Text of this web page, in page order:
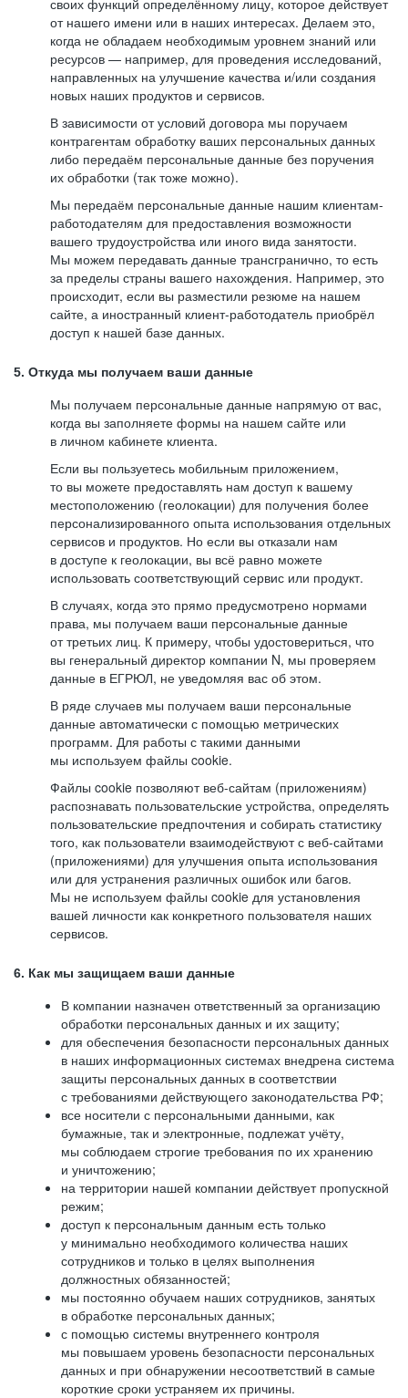
своих функций определённому лицу, которое действует
от нашего имени или в наших интересах. Делаем это,
когда не обладаем необходимым уровнем знаний или
ресурсов — например, для проведения исследований,
направленных на улучшение качества и/или создания
новых наших продуктов и сервисов.
В зависимости от условий договора мы поручаем
контрагентам обработку ваших персональных данных
либо передаём персональные данные без поручения
их обработки (так тоже можно).
Мы передаём персональные данные нашим клиентам-
работодателям для предоставления возможности
вашего трудоустройства или иного вида занятости.
Мы можем передавать данные трансгранично, то есть
за пределы страны вашего нахождения. Например, это
происходит, если вы разместили резюме на нашем
сайте, а иностранный клиент-работодатель приобрёл
доступ к нашей базе данных.
5. Откуда мы получаем ваши данные
Мы получаем персональные данные напрямую от вас,
когда вы заполняете формы на нашем сайте или
в личном кабинете клиента.
Если вы пользуетесь мобильным приложением,
то вы можете предоставлять нам доступ к вашему
местоположению (геолокации) для получения более
персонализированного опыта использования отдельных
сервисов и продуктов. Но если вы отказали нам
в доступе к геолокации, вы всё равно можете
использовать соответствующий сервис или продукт.
В случаях, когда это прямо предусмотрено нормами
права, мы получаем ваши персональные данные
от третьих лиц. К примеру, чтобы удостовериться, что
вы генеральный директор компании N, мы проверяем
данные в ЕГРЮЛ, не уведомляя вас об этом.
В ряде случаев мы получаем ваши персональные
данные автоматически с помощью метрических
программ. Для работы с такими данными
мы используем файлы cookie.
Файлы cookie позволяют веб-сайтам (приложениям)
распознавать пользовательские устройства, определять
пользовательские предпочтения и собирать статистику
того, как пользователи взаимодействуют с веб-сайтами
(приложениями) для улучшения опыта использования
или для устранения различных ошибок или багов.
Мы не используем файлы cookie для установления
вашей личности как конкретного пользователя наших
сервисов.
6. Как мы защищаем ваши данные
В компании назначен ответственный за организацию
обработки персональных данных и их защиту;
для обеспечения безопасности персональных данных
в наших информационных системах внедрена система
защиты персональных данных в соответствии
с требованиями действующего законодательства РФ;
все носители с персональными данными, как
бумажные, так и электронные, подлежат учёту,
мы соблюдаем строгие требования по их хранению
и уничтожению;
на территории нашей компании действует пропускной
режим;
доступ к персональным данным есть только
у минимально необходимого количества наших
сотрудников и только в целях выполнения
должностных обязанностей;
мы постоянно обучаем наших сотрудников, занятых
в обработке персональных данных;
с помощью системы внутреннего контроля
мы повышаем уровень безопасности персональных
данных и при обнаружении несоответствий в самые
короткие сроки устраняем их причины.